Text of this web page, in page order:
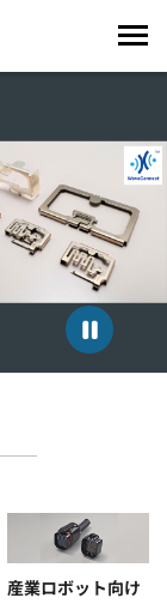
産業ロボット向け